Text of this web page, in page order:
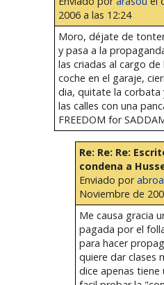
2006 a las 12:24
Moro, déjate de
y pasa a la
las criadas al cargo
coche en el garaje,
dia, quitate la corbata
las calles con una
FREEDOM for
Re: Re: Re:
condena a
Enviado por
Noviembre de
Me causa gracia
pagada por el
para hacer
quiere dar clases
dice apenas tiene